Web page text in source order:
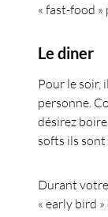
« fast-food
Le diner
Pour le soir,
personne.
désirez
softs ils sont
Durant votre
« early bird